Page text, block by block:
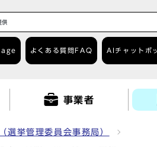
よくある質問 FAQ AIチャットボ
事業者
選挙管理委員会事務局）